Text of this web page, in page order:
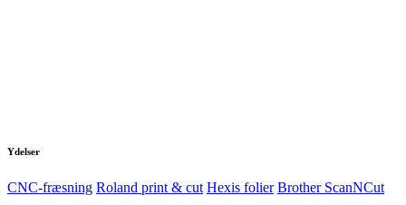
Ydelser
CNC-fræsning Roland print & cut Hexis folier Brother ScanNCut